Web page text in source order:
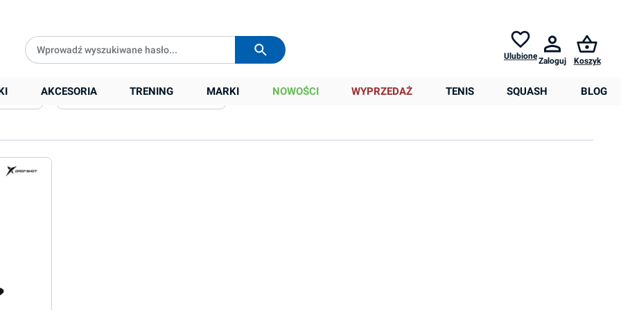
UlubioneZaloguj Koszyk
AKCESORIA TRENING MARKI NOWOŚCI WYPRZEDAŻ TENIS SQUASH BLOG
Sortowanie
Dostępność na magazynie